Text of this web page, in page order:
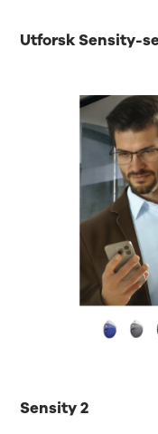
Utforsk Sensity-
Sensity 2